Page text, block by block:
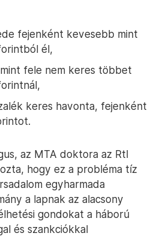
fejenként kevesebb mint
él,
fele nem keres többet
keres havonta, fejenként
az MTA doktora az Rtl
hogy ez a probléma tíz
egyharmada
a lapnak az alacsony
gondokat a háború
és szankciókkal